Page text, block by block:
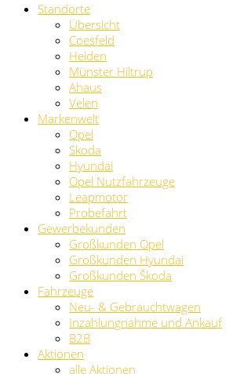
Standorte
Übersicht
Coesfeld
Heiden
Münster Hiltrup
Ahaus
Velen
Markenwelt
Opel
Skoda
Hyundai
Opel Nutzfahrzeuge
Leapmotor
Probefahrt
Gewerbekunden
Großkunden Opel
Großkunden Hyundai
Großkunden Škoda
Fahrzeuge
Neu- & Gebrauchtwagen
Inzahlungnahme und Ankauf
B2B
Aktionen
alle Aktionen